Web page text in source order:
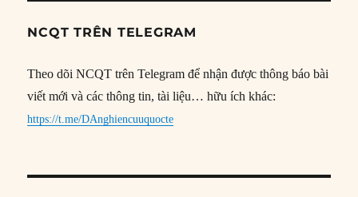
NCQT TRÊN TELEGRAM
Theo dõi NCQT trên Telegram để nhận được thông báo bài
viết mới và các thông tin, tài liệu… hữu ích khác:
https://t.me/DAnghiencuuquocte